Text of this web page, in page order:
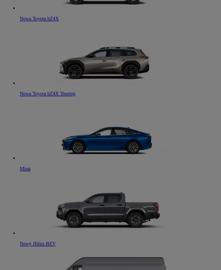
Nowa Toyota bZ4X
Nowa Toyota bZ4X Touring
Mirai
Nowy Hilux BEV